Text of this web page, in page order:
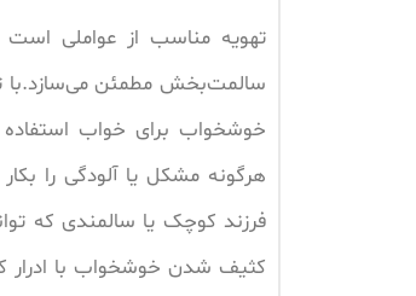
تهویه مناسب از عواملی است
سالمت‌بخش مطمئن می‌سازد.با
خوشخواب برای خواب
هرگونه مشکل یا آلودگی را
فرزند کوچک یا سالمندی که
کثیف شدن خوشخواب با ادرار